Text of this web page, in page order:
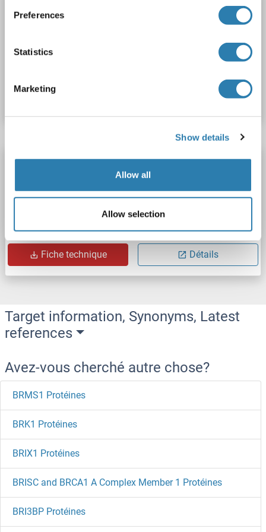
Preferences
Statistics
Marketing
Show details
Allow all
Allow selection
Fiche technique
BRMS1L Protein (AA 1-322) (His tag)
Origine: Xenopus tropicalis
Recombinant
> 90 % ELISA
N° du produit ABIN1511705
Fiche technique Détails
Target information, Synonyms, Latest
references
Avez-vous cherché autre chose?
BRMS1 Protéines
BRK1 Protéines
BRIX1 Protéines
BRISC and BRCA1 A Complex Member 1 Protéines
BRI3BP Protéines